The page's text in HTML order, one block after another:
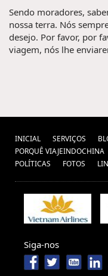
Sendo moradores,
nossa terra. Nós
desejo. Por favor, por
viagem, nós lhe
INICIAL SERVIÇOS
PORQUÊ VIAJEINDOCHINA
POLÍTICAS
FOTOS
Siga-nos